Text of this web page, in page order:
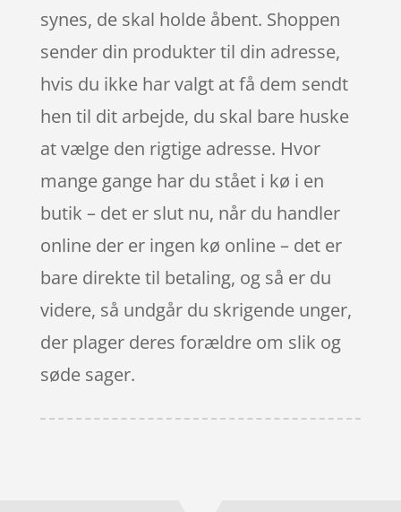
synes, de skal holde åbent. Shoppen
sender din produkter til din adresse,
hvis du ikke har valgt at få dem sendt
hen til dit arbejde, du skal bare huske
at vælge den rigtige adresse. Hvor
mange gange har du stået i kø i en
butik – det er slut nu, når du handler
online der er ingen kø online – det er
bare direkte til betaling, og så er du
videre, så undgår du skrigende unger,
der plager deres forældre om slik og
søde sager.